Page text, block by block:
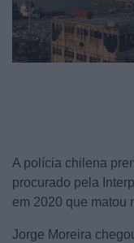
A polícia chilena
procurado pela
em 2020 que matou
Jorge Moreira